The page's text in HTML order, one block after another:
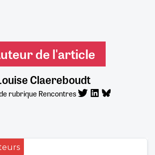
de l'article
Claereboudt
rubrique Rencontres